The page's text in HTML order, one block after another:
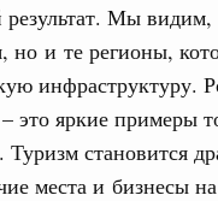
Мы
но и те регионы,
инфраструктуру.
это яркие примеры
Туризм становится
места и бизнесы
августа, пятница
Городская среда
заседание
лучших